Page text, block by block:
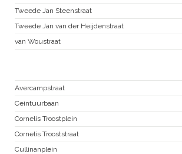
Tweede Jan Steenstraat
Tweede Jan van der Heijdenstraat
van Woustraat
Avercampstraat
Ceintuurbaan
Cornelis Troostplein
Cornelis Trooststraat
Cullinanplein